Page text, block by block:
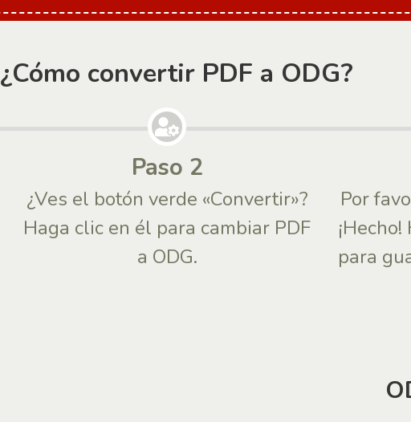
¿Cómo convertir PDF a ODG?
Paso 2
¿Ves el botón verde «Convertir»?
Haga clic en él para cambiar PDF
a ODG.
Por
para